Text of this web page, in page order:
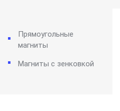
Прямоугольные
магниты
Магниты с зенковкой